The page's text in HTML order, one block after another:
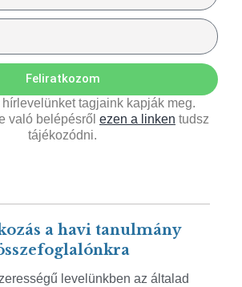
Feliratkozom
tagjaink kapják meg.
való belépésről ezen a linken tudsz
tájékozódni.
a havi tanulmány
levelünkben az általad